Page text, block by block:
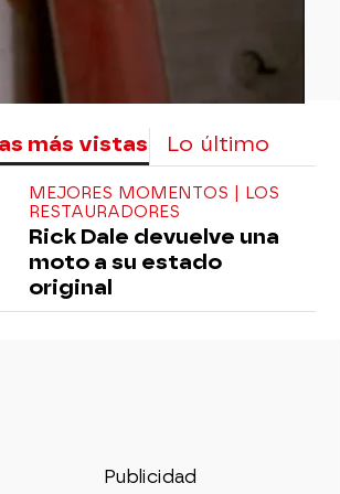
más vistas Lo último
MEJORES MOMENTOS | LOS
RESTAURADORES
Rick Dale devuelve una
moto a su estado
original